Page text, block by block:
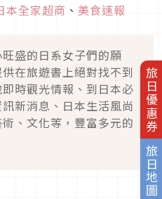
旅日優惠券
旅日地圖
本全家超商 、 美食速報
盛的日系女子們的願
在旅遊書上絕對找不到
時觀光情報、到日本必
新消息、日本生活風尚
、文化等，豐富多元的